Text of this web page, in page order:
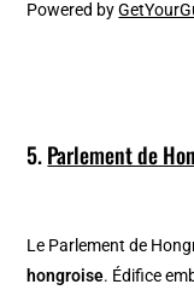
Powered by
5.Parlement de
Le Parlement de
hongroise. Édifice